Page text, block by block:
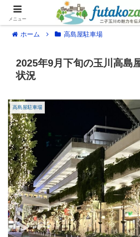
ホーム 高島屋駐車場
2025年9月下旬の玉川高島
状況
高島屋駐車場
メニュー